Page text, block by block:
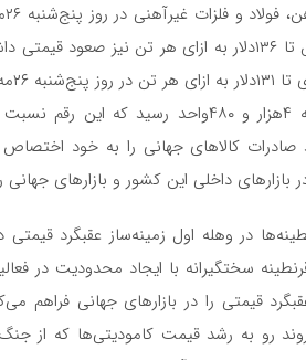
۲۰مارس تا ۱۳۶دلار به ازای هر تن نیز
صادرات کالاهای جهانی را به خود
بازارهای داخلی این کشور و بازارهای
در وهله اول زمینه‌‌‌ساز عقبگرد
سختگیرانه با ایجاد محدودیت در
قیمتی را در بازارهای جهانی فراهم
رو به رشد قیمت کامودیتی‌‌‌ها که از